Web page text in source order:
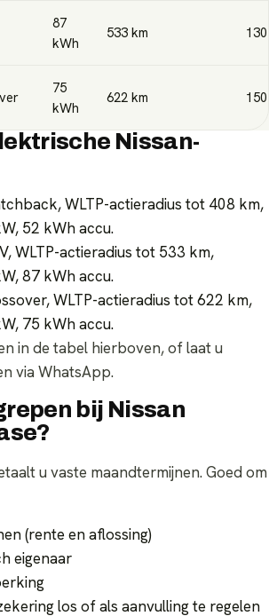
87
kWh
533 km 130
75
kWh
622 km 150
Nissan-
WLTP-actieradius tot 408 km,
52 kWh accu.
WLTP-actieradius tot 533 km,
87 kWh accu.
WLTP-actieradius tot 622 km,
75 kWh accu.
in de tabel hierboven, of laat u
via WhatsApp.
bij Nissan
u vaste maandtermijnen. Goed om
(rente en aflossing)
eigenaar
los of als aanvulling te regelen